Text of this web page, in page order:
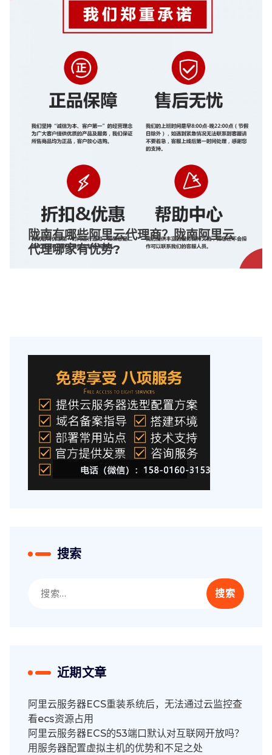
陇南有哪些阿里云代理商？陇南阿里云
代理哪家有优势?
搜索
索：
近期文章
阿里云服务器ECS重装系统后，无法通过云监控查
看ecs资源占用
阿里云服务器ECS的53端口默认对互联网开放吗？
用服务器配置虚拟主机的优势和不足之处